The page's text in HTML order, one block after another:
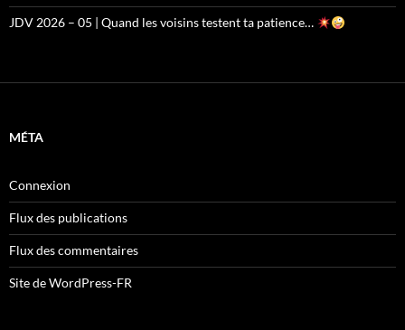
JDV 2026 – 05 | Quand les voisins testent ta patience…
MÉTA
Connexion
Flux des publications
Flux des commentaires
Site de WordPress-FR